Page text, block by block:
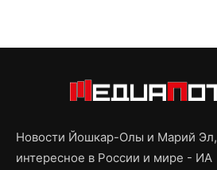
Новости Йошкар-Олы и Марий Эл,
интересное в России и мире - ИА